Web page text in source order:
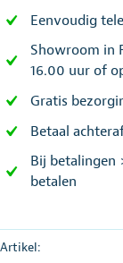
Eenvoudig
Showroom in
16.00 uur of
Gratis
Betaal
Bij betalingen
betalen
Artikel: